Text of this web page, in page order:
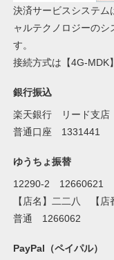
決済サービスシステム
ャルテクノロジーのシ
す。
接続方式は【4G-MDK
銀行振込
楽天銀行 リード支店
普通口座 1331441
ゆうちょ振替
12290-2 12660621
【店名】二二八 【店
普通 1266062
PayPal（ペイパル）